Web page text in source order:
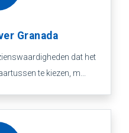
Granada
dat het
te kiezen, m...